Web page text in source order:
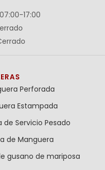
07:00-17:00
Perforada
Estampada
Servicio Pesado
de Manguera
gusano de mariposa